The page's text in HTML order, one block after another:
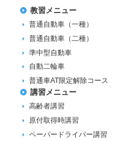
教習メニュー
普通自動車（一種）
普通自動車（二種）
準中型自動車
自動二輪車
普通車AT限定解除コース
講習メニュー
高齢者講習
原付取得時講習
ペーパードライバー講習